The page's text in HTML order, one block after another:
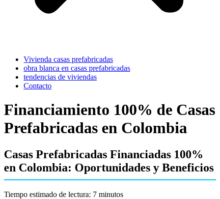
Vivienda casas prefabricadas
obra blanca en casas prefabricadas
tendencias de viviendas
Contacto
Financiamiento 100% de Casas
Prefabricadas en Colombia
Casas Prefabricadas Financiadas 100%
en Colombia: Oportunidades y Beneficios
Tiempo estimado de lectura: 7 minutos